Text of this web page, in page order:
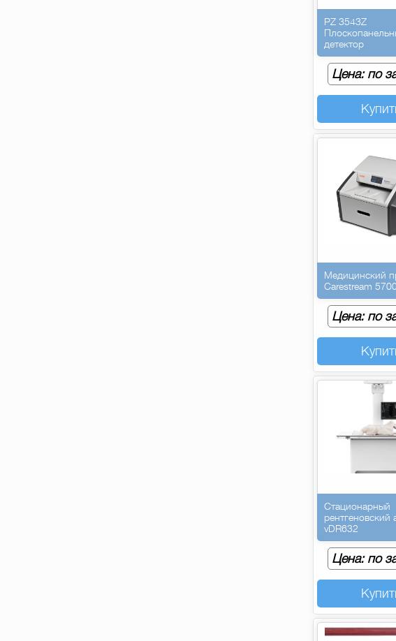
PZ 3543Z
детектор
Цена: по
Медицинский
Carestream
Цена: по
Стационарный
рентгеновский
vDR632
Цена: по